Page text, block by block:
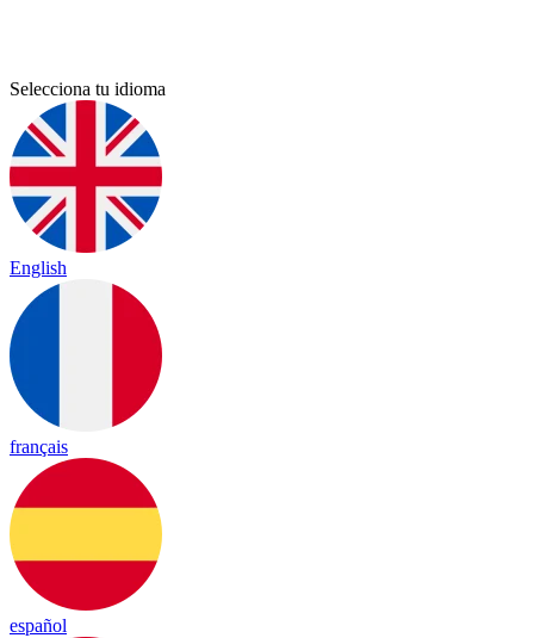
Selecciona tu idioma
English
français
español